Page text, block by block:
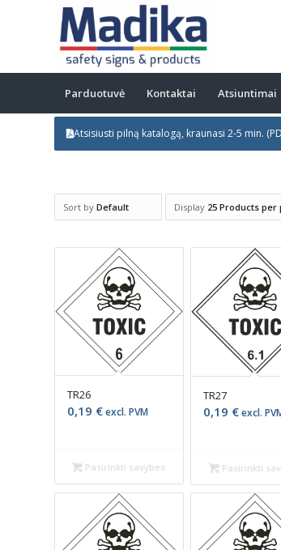
Parduotuvė Kontaktai Atsiuntimai
Atsisiusti pilną katalogą, kraunasi 2-5 min.
Sort by Default Display 25 Products per
TR26
0,19 €excl. PVM
Pasirinkti savybes
TR27
0,19 €excl.
Pasirinkti